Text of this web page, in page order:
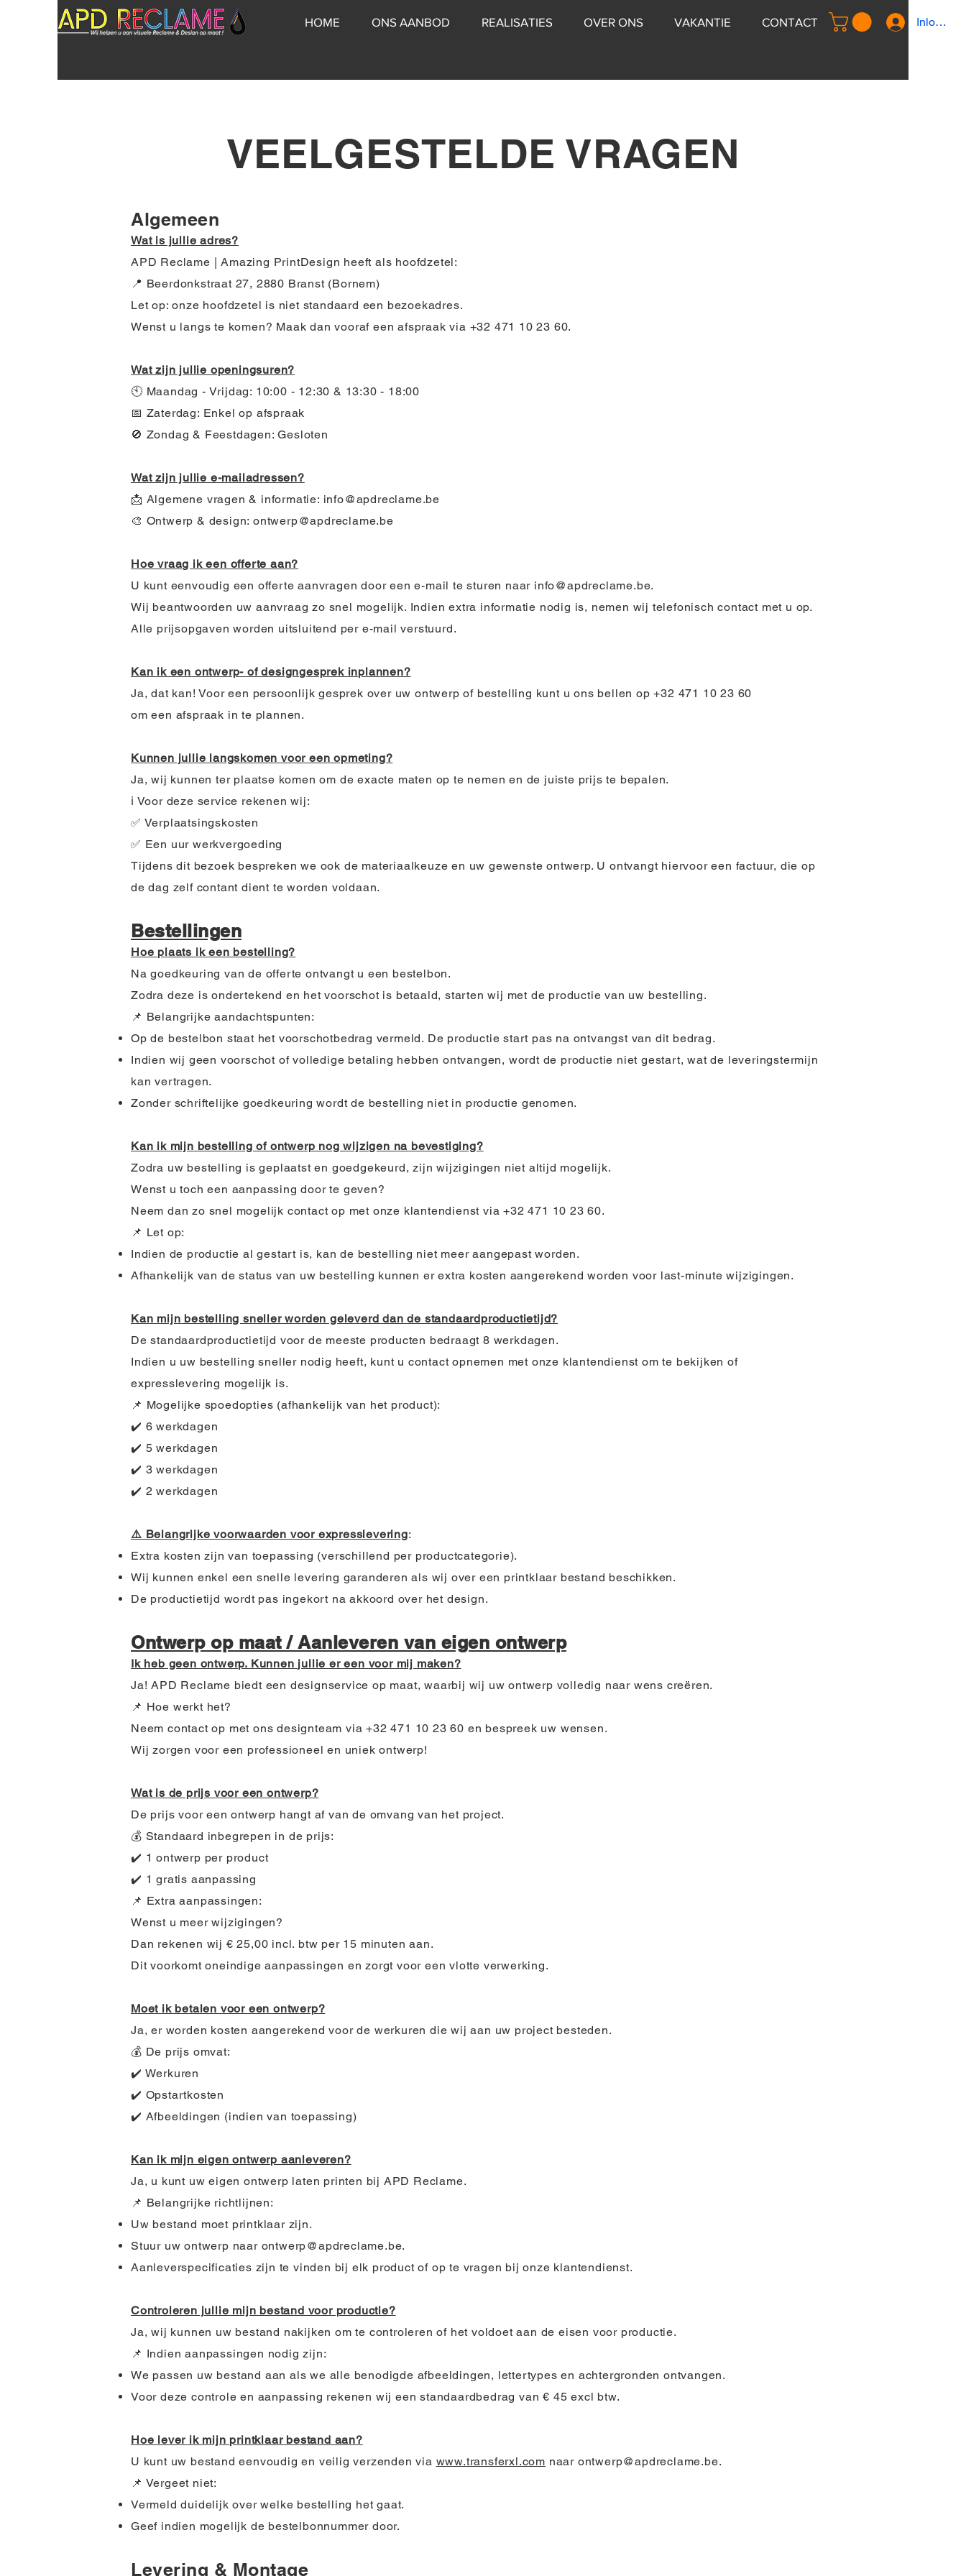
HOME ONS AANBOD REALISATIES OVER ONS VAKANTIE CONTACT Inloggen
VEELGESTELDE VRAGEN
Algemeen
Wat is jullie adres?
APD Reclame | Amazing PrintDesign heeft als hoofdzetel:
📍 Beerdonkstraat 27, 2880 Branst (Bornem)
Let op: onze hoofdzetel is niet standaard een bezoekadres.
Wenst u langs te komen? Maak dan vooraf een afspraak via +32 471 10 23 60.
Wat zijn jullie openingsuren?
🕙 Maandag - Vrijdag: 10:00 - 12:30 & 13:30 - 18:00
📅 Zaterdag: Enkel op afspraak
🚫 Zondag & Feestdagen: Gesloten
Wat zijn jullie e-mailadressen?
📩 Algemene vragen & informatie: info@apdreclame.be
🎨 Ontwerp & design: ontwerp@apdreclame.be
Hoe vraag ik een offerte aan?
U kunt eenvoudig een offerte aanvragen door een e-mail te sturen naar info@apdreclame.be.
Wij beantwoorden uw aanvraag zo snel mogelijk. Indien extra informatie nodig is, nemen wij telefonisch contact met u op.
Alle prijsopgaven worden uitsluitend per e-mail verstuurd.
Kan ik een ontwerp- of designgesprek inplannen?
Ja, dat kan! Voor een persoonlijk gesprek over uw ontwerp of bestelling kunt u ons bellen op +32 471 10 23 60
om een afspraak in te plannen.
Kunnen jullie langskomen voor een opmeting?
Ja, wij kunnen ter plaatse komen om de exacte maten op te nemen en de juiste prijs te bepalen.
ℹ️ Voor deze service rekenen wij:
✅ Verplaatsingskosten
✅ Een uur werkvergoeding
Tijdens dit bezoek bespreken we ook de materiaalkeuze en uw gewenste ontwerp. U ontvangt hiervoor een factuur, die op
de dag zelf contant dient te worden voldaan.
Bestellingen
Hoe plaats ik een bestelling?
Na goedkeuring van de offerte ontvangt u een bestelbon.
Zodra deze is ondertekend en het voorschot is betaald, starten wij met de productie van uw bestelling.
📌 Belangrijke aandachtspunten:
Op de bestelbon staat het voorschotbedrag vermeld. De productie start pas na ontvangst van dit bedrag.
Indien wij geen voorschot of volledige betaling hebben ontvangen, wordt de productie niet gestart, wat de leveringstermijn
kan vertragen.
Zonder schriftelijke goedkeuring wordt de bestelling niet in productie genomen.
Kan ik mijn bestelling of ontwerp nog wijzigen na bevestiging?
Zodra uw bestelling is geplaatst en goedgekeurd, zijn wijzigingen niet altijd mogelijk.
Wenst u toch een aanpassing door te geven?
Neem dan zo snel mogelijk contact op met onze klantendienst via +32 471 10 23 60.
📌 Let op:
Indien de productie al gestart is, kan de bestelling niet meer aangepast worden.
Afhankelijk van de status van uw bestelling kunnen er extra kosten aangerekend worden voor last-minute wijzigingen.
Kan mijn bestelling sneller worden geleverd dan de standaardproductietijd?
De standaardproductietijd voor de meeste producten bedraagt 8 werkdagen.
Indien u uw bestelling sneller nodig heeft, kunt u contact opnemen met onze klantendienst om te bekijken of
expresslevering mogelijk is.
📌 Mogelijke spoedopties (afhankelijk van het product):
✔️ 6 werkdagen
✔️ 5 werkdagen
✔️ 3 werkdagen
✔️ 2 werkdagen
⚠️ Belangrijke voorwaarden voor expresslevering:
Extra kosten zijn van toepassing (verschillend per productcategorie).
Wij kunnen enkel een snelle levering garanderen als wij over een printklaar bestand beschikken.
De productietijd wordt pas ingekort na akkoord over het design.
Ontwerp op maat / Aanleveren van eigen ontwerp
Ik heb geen ontwerp. Kunnen jullie er een voor mij maken?
Ja! APD Reclame biedt een designservice op maat, waarbij wij uw ontwerp volledig naar wens creëren.
📌 Hoe werkt het?
Neem contact op met ons designteam via +32 471 10 23 60 en bespreek uw wensen.
Wij zorgen voor een professioneel en uniek ontwerp!
Wat is de prijs voor een ontwerp?
De prijs voor een ontwerp hangt af van de omvang van het project.
💰 Standaard inbegrepen in de prijs:
✔️ 1 ontwerp per product
✔️ 1 gratis aanpassing
📌 Extra aanpassingen:
Wenst u meer wijzigingen?
Dan rekenen wij € 25,00 incl. btw per 15 minuten aan.
Dit voorkomt oneindige aanpassingen en zorgt voor een vlotte verwerking.
Moet ik betalen voor een ontwerp?
Ja, er worden kosten aangerekend voor de werkuren die wij aan uw project besteden.
💰 De prijs omvat:
✔️ Werkuren
✔️ Opstartkosten
✔️ Afbeeldingen (indien van toepassing)
Kan ik mijn eigen ontwerp aanleveren?
Ja, u kunt uw eigen ontwerp laten printen bij APD Reclame.
📌 Belangrijke richtlijnen:
Uw bestand moet printklaar zijn.
Stuur uw ontwerp naar ontwerp@apdreclame.be.
Aanleverspecificaties zijn te vinden bij elk product of op te vragen bij onze klantendienst.
Controleren jullie mijn bestand voor productie?
Ja, wij kunnen uw bestand nakijken om te controleren of het voldoet aan de eisen voor productie.
📌 Indien aanpassingen nodig zijn:
We passen uw bestand aan als we alle benodigde afbeeldingen, lettertypes en achtergronden ontvangen.
Voor deze controle en aanpassing rekenen wij een standaardbedrag van € 45 excl btw.
Hoe lever ik mijn printklaar bestand aan?
U kunt uw bestand eenvoudig en veilig verzenden via www.transferxl.com naar ontwerp@apdreclame.be.
📌 Vergeet niet:
Vermeld duidelijk over welke bestelling het gaat.
Geef indien mogelijk de bestelbonnummer door.
Levering & Montage